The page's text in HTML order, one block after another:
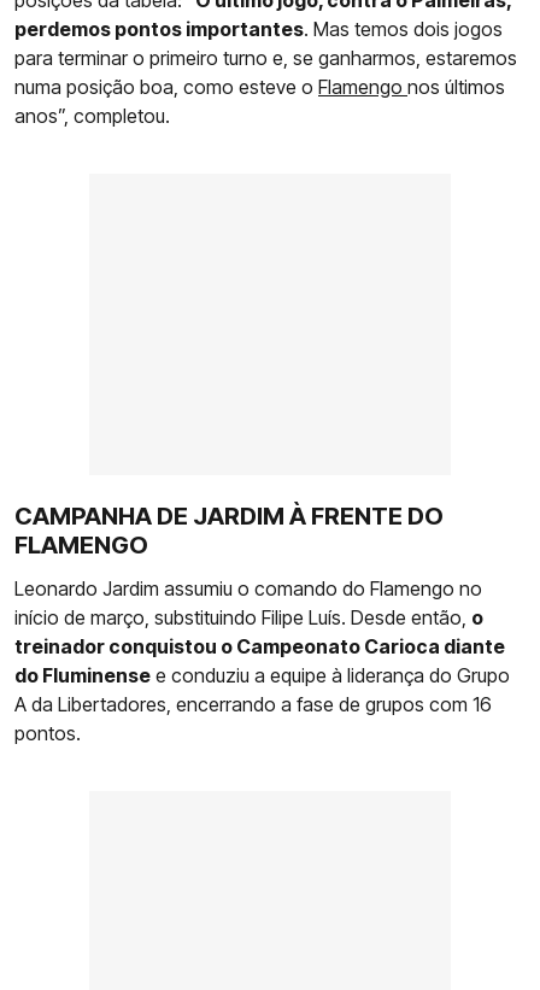
perdemos pontos importantes. Mas temos dois jogos
para terminar o primeiro turno e, se ganharmos, estaremos
numa posição boa, como esteve o Flamengo nos últimos
anos”, completou.
CAMPANHA DE JARDIM À FRENTE DO
FLAMENGO
Leonardo Jardim assumiu o comando do Flamengo no
início de março, substituindo Filipe Luís. Desde então, o
treinador conquistou o Campeonato Carioca diante
do Fluminense e conduziu a equipe à liderança do Grupo
A da Libertadores, encerrando a fase de grupos com 16
pontos.